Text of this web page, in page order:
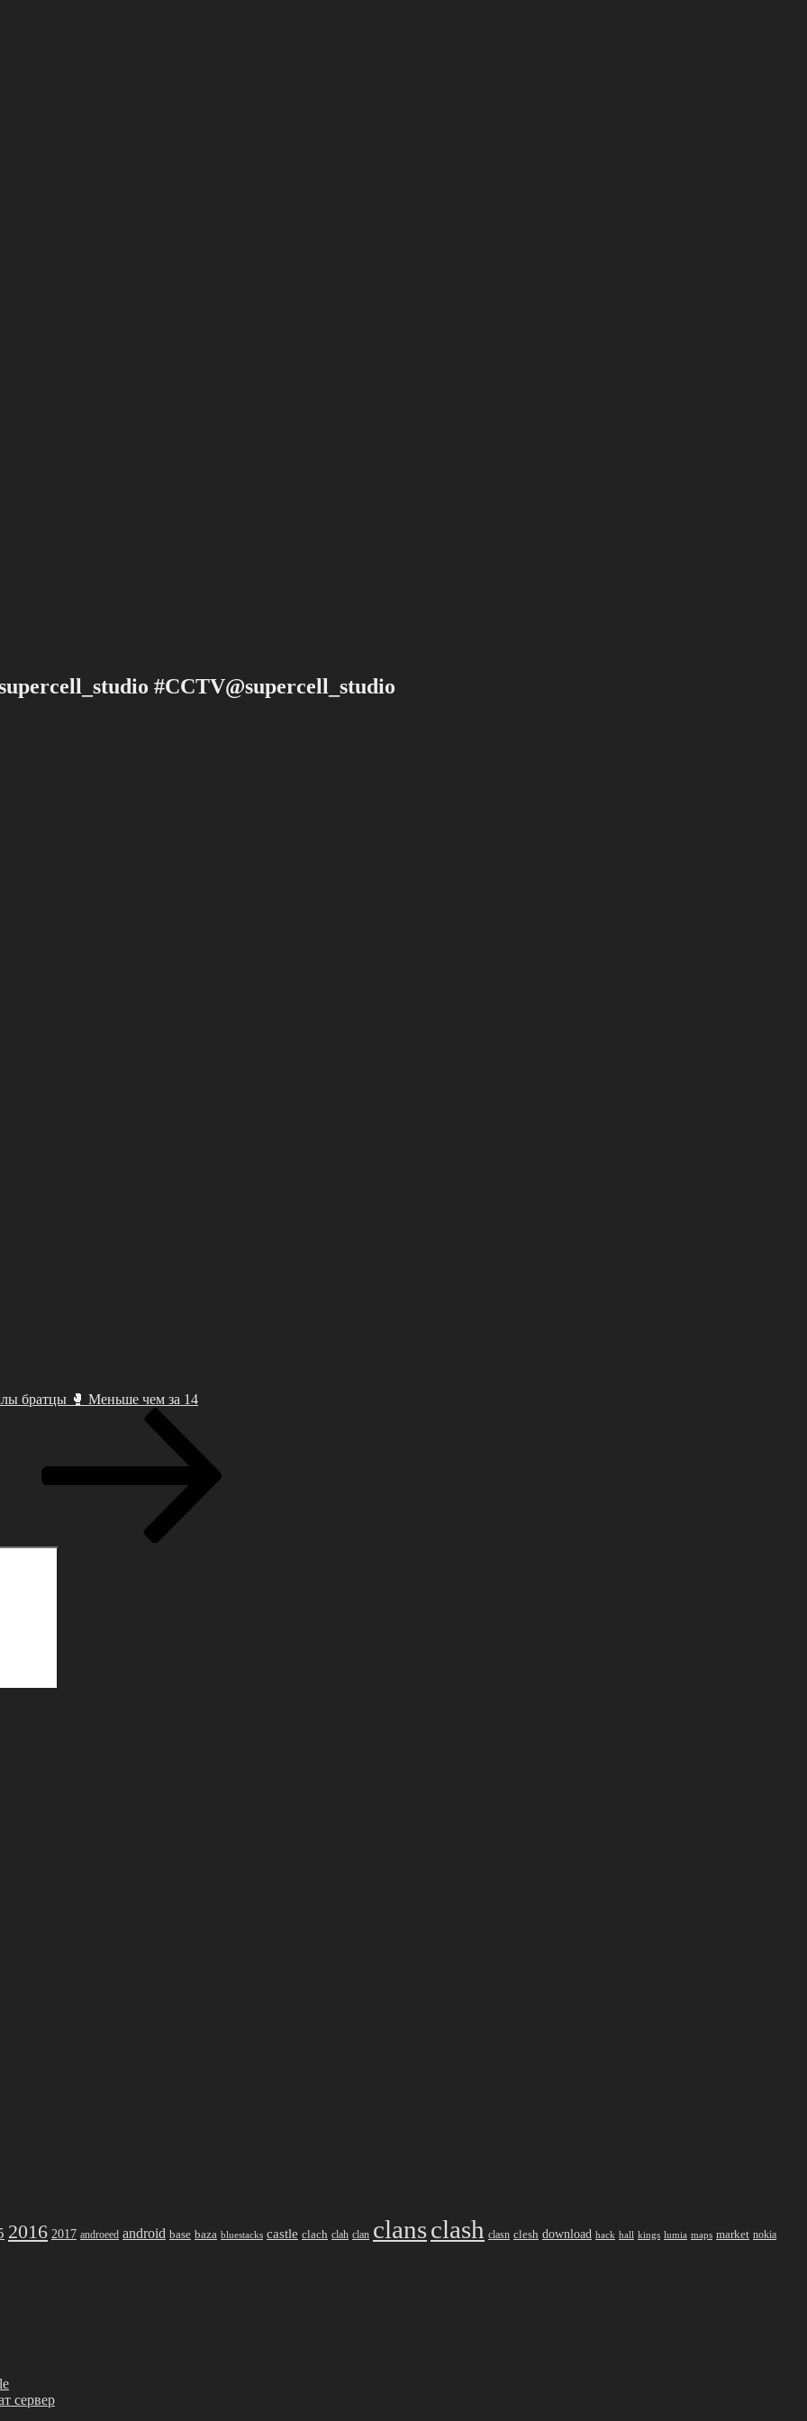
#CCΤV@suреrсell_studio
бpaтцы 🥊 Мeньшe чeм зa 14
2016 2017 androeed android base baza bluestacks castle clach clah clan clansclash clasn clesh download hack hall kings lumia maps market nokia
сервер